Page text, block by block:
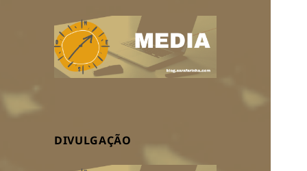
DIVULGAÇÃO